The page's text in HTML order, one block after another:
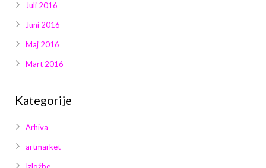
Juli 2016
Juni 2016
Maj 2016
Mart 2016
Kategorije
Arhiva
artmarket